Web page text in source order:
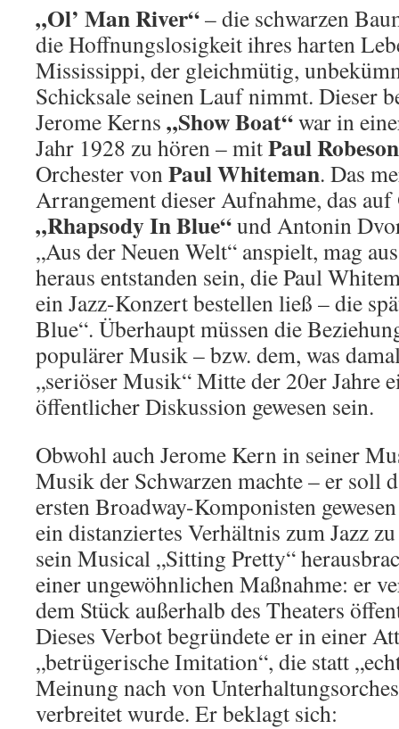
„Ol’ Man River“– die schwarzen
die Hoffnungslosigkeit ihres harten
Mississippi, der gleichmütig,
Schicksale seinen Lauf nimmt. Dieser
Jerome Kerns „Show Boat“war in
Jahr 1928 zu hören – mitPaul Robeson
Orchester vonPaul Whiteman. Das
Arrangement dieser Aufnahme, das auf
„Rhapsody In Blue“und Antonin
„Aus der Neuen Welt“ anspielt, mag
heraus entstanden sein, die Paul
ein Jazz-Konzert bestellen ließ – die
Blue“. Überhaupt müssen die
populärer Musik – bzw. dem, was
„seriöser Musik“ Mitte der 20er Jahre
öffentlicher Diskussion gewesen sein.
Obwohl auch Jerome Kern in seiner
Musik der Schwarzen machte – er soll
ersten Broadway-Komponisten
ein distanziertes Verhältnis zum Jazz
sein Musical „Sitting Pretty“
einer ungewöhnlichen Maßnahme: er
dem Stück außerhalb des Theaters
Dieses Verbot begründete er in einer
„betrügerische Imitation“, die statt
Meinung nach von
verbreitet wurde. Er beklagt sich: